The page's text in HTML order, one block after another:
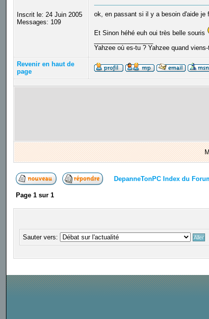
Inscrit le: 24 Juin 2005
Messages: 109
ok, en passant si il y a besoin d'aide
Et Sinon héhé euh oui très belle souris
Yahzee où es-tu ? Yahzee quand
Revenir en haut de
page
DepanneTonPC Index du
Page 1sur 1
Sauter vers: